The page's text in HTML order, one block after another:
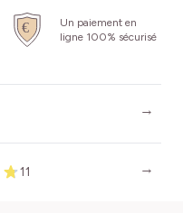
Un paiement en
ligne 100% sécurisé
11